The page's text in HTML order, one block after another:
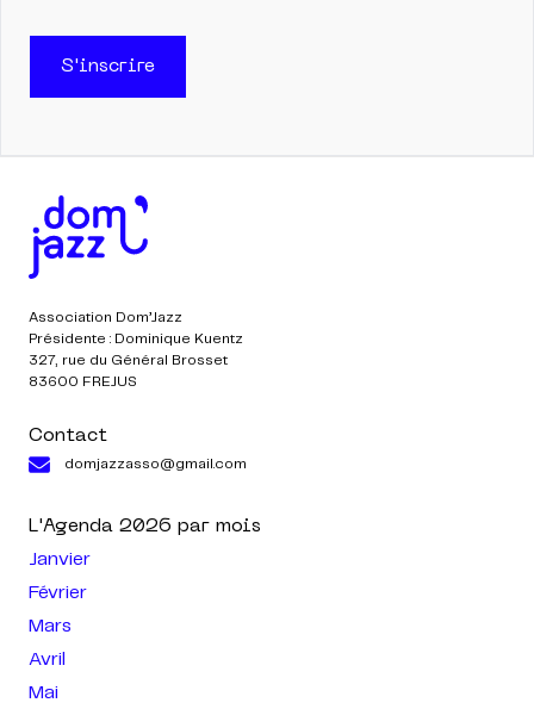
S'inscrire
Association Dom’Jazz
Présidente : Dominique Kuentz
327, rue du Général Brosset
83600 FREJUS
Contact
domjazzasso@gmail.com
L'Agenda 2026 par mois
Janvier
Février
Mars
Avril
Mai